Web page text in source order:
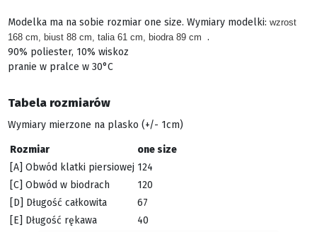
Modelka ma na sobie rozmiar one size. Wymiary modelki: wzrost
168 cm, biust 88 cm, talia 61 cm, biodra 89 cm .
90% poliester, 10% wiskoz
pranie w pralce w 30°C
Tabela rozmiarów
Wymiary mierzone na plasko (+/- 1cm)
Rozmiar
one size
[A] Obwód klatki piersiowej 124
[C] Obwód w biodrach
120
[D] Długość całkowita
67
[E] Długość rękawa
40